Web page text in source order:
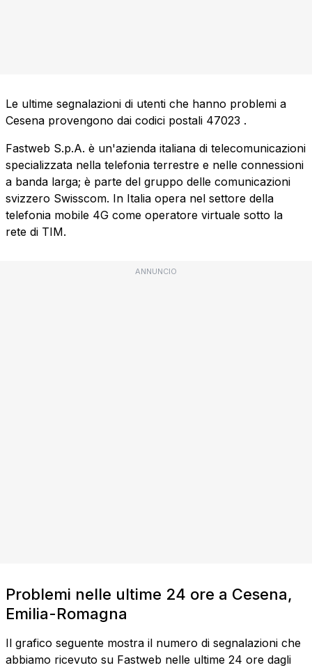
Le ultime segnalazioni di utenti che hanno problemi a
Cesena provengono dai codici postali 47023 .
Fastweb S.p.A. è un'azienda italiana di telecomunicazioni
specializzata nella telefonia terrestre e nelle connessioni
a banda larga; è parte del gruppo delle comunicazioni
svizzero Swisscom. In Italia opera nel settore della
telefonia mobile 4G come operatore virtuale sotto la
rete di TIM.
ANNUNCIO
Problemi nelle ultime 24 ore a Cesena,
Emilia-Romagna
Il grafico seguente mostra il numero di segnalazioni che
abbiamo ricevuto su Fastweb nelle ultime 24 ore dagli